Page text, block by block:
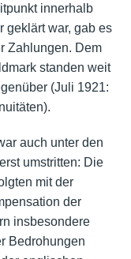
innerhalb
geklärt war, gab es
Zahlungen. Dem
standen weit
(Juli 1921:
auch unter den
umstritten: Die
mit der
der
insbesondere
Bedrohungen